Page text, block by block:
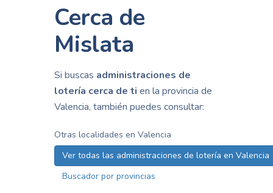
Cerca de
Mislata
Si buscas administraciones de
lotería cerca de ti en la provincia de
Valencia, también puedes consultar:
Otras localidades en Valencia
Ver todas las administraciones de lotería en Valencia
Buscador por provincias